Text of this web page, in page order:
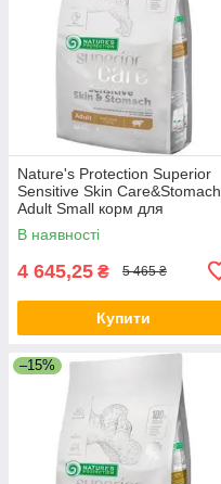
Nature's Protection Superior
Sensitive Skin Care&Stomach
Adult Small корм для
чутливих собак, 10 кг
В наявності
4 645,25 ₴ 5 465 ₴
Купити
–15%